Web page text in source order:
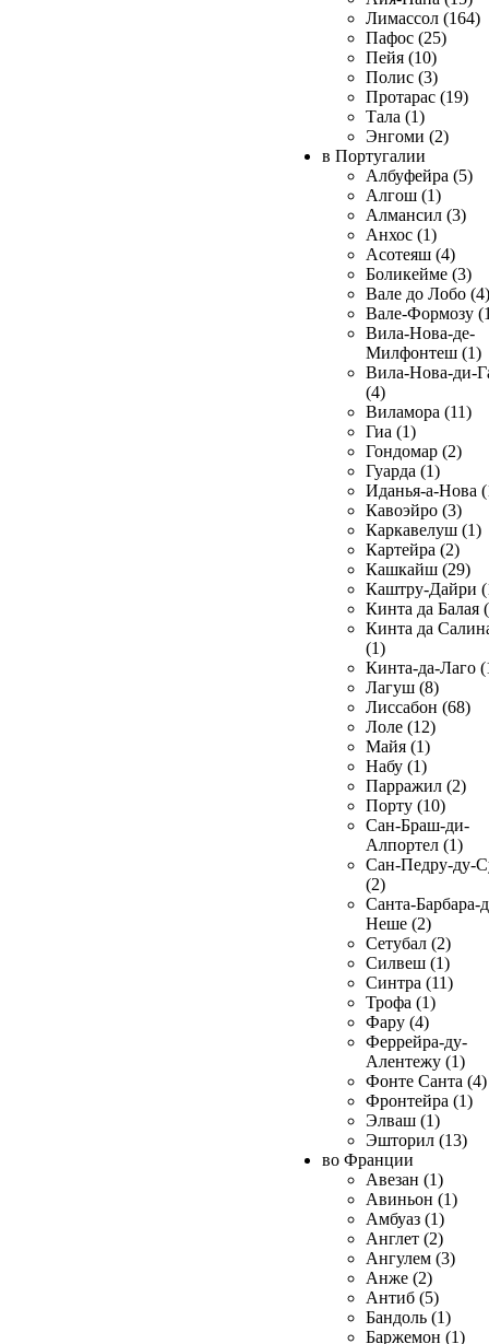
Лимассол (164)
Пафос (25)
Пейя (10)
Полис (3)
Протарас (19)
Тала (1)
Энгоми (2)
в Португалии
Албуфейра (5)
Алгош (1)
Алмансил (3)
Анхос (1)
Асотеяш (4)
Боликейме (3)
Вале до Лобо (4)
Вале-Формозу
Вила-Нова-де-
Милфонтеш (1)
Вила-Нова-ди-
(4)
Виламора (11)
Гиа (1)
Гондомар (2)
Гуарда (1)
Иданья-а-Нова
Кавоэйро (3)
Каркавелуш (1)
Картейра (2)
Кашкайш (29)
Каштру-Дайри
Кинта да Балая
Кинта да
(1)
Кинта-да-Лаго
Лагуш (8)
Лиссабон (68)
Лоле (12)
Майя (1)
Набу (1)
Парражил (2)
Порту (10)
Сан-Браш-ди-
Алпортел (1)
Сан-Педру-ду-
(2)
Санта-Барбара-
Неше (2)
Сетубал (2)
Силвеш (1)
Синтра (11)
Трофа (1)
Фару (4)
Феррейра-ду-
Алентежу (1)
Фонте Санта (4)
Фронтейра (1)
Элваш (1)
Эшторил (13)
во Франции
Авезан (1)
Авиньон (1)
Амбуаз (1)
Англет (2)
Ангулем (3)
Анже (2)
Антиб (5)
Бандоль (1)
Баржемон (1)